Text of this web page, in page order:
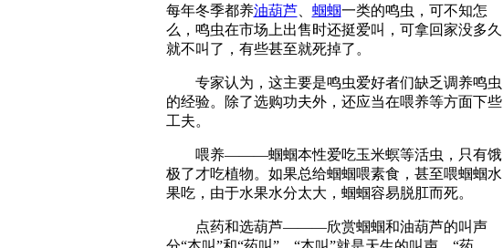
每年冬季都养油葫芦、 蝈蝈一类的鸣虫，可不知怎
么，鸣虫在市场上出售时还挺爱叫，可拿回家没多久
就不叫了，有些甚至就死掉了。
专家认为，这主要是鸣虫爱好者们缺乏调养鸣虫
的经验。除了选购功夫外，还应当在喂养等方面下些
工夫。
喂养———蝈蝈本性爱吃玉米螟等活虫，只有饿
极了才吃植物。如果总给蝈蝈喂素食，甚至喂蝈蝈水
果吃，由于水果水分太大，蝈蝈容易脱肛而死。
点药和选葫芦———欣赏蝈蝈和油葫芦的叫声